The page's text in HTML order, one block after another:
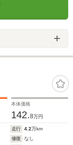
本体価格
142.8万円
走行 4.2万km
修復
なし